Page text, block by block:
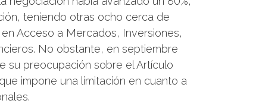
teniendo otras ocho cerca de
Acceso a Mercados, Inversiones,
No obstante, en septiembre
su preocupación sobre el Artículo
impone una limitación en cuanto a